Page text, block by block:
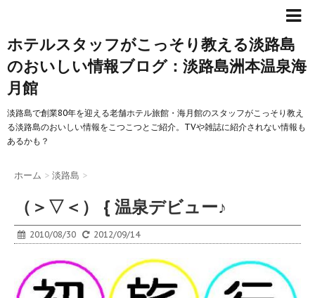
ホテルスタッフがこっそり教える淡路島
のおいしい情報ブログ：淡路島洲本温泉海
月館
淡路島で創業80年を迎える老舗ホテル旅館・海月館のスタッフがこっそり教え
る淡路島のおいしい情報をこつこつとご紹介。TVや雑誌に紹介されない情報も
あるかも？
ホーム > 淡路島 >
（＞▽＜） { 温泉デビュー♪
2010/08/30 2012/09/14